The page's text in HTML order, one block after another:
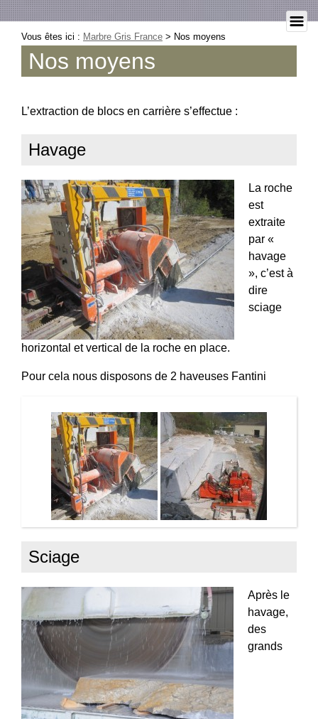
Vous êtes ici : Marbre Gris France > Nos moyens
Nos moyens
L’extraction de blocs en carrière s’effectue :
Havage
La roche
est
extraite
par «
havage
», c’est à
dire
sciage
horizontal et vertical de la roche en place.
Pour cela nous disposons de 2 haveuses Fantini
Sciage
Après le
havage,
des
grands